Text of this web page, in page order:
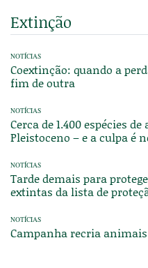
Extinção
NOTÍCIAS
Coextinção: quando a
fim de outra
NOTÍCIAS
Cerca de 1.400 espécies
Pleistoceno – e a culpa é
NOTÍCIAS
Tarde demais para
extintas da lista de
NOTÍCIAS
Campanha recria